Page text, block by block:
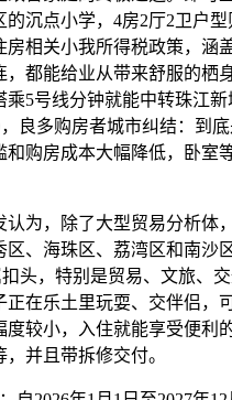
沉点小学，4房2厅2卫户型
相关小我所得税政策，涵
都能给业从带来舒服的栖
5号线分钟就能中转珠江
良多购房者城市纠结：到
购房成本大幅降低，卧室
为，除了大型贸易分析体
、海珠区、荔湾区和南沙
头，特别是贸易、文旅、
在乐土里玩耍、交伴侣，
较小，入住就能享受便利
并且带拆修交付。